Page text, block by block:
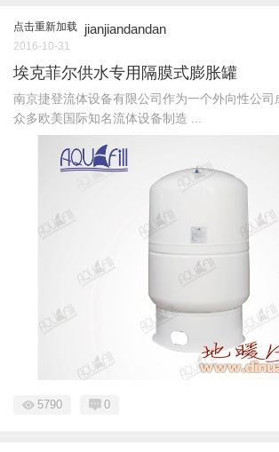
点击重新加载 jianjiandandan
2016-10-31
埃克菲尔供水专用隔膜式膨胀罐
南京捷登流体设备有限公司作为一个外向性公司
众多欧美国际知名流体设备制造 ...
5790 0